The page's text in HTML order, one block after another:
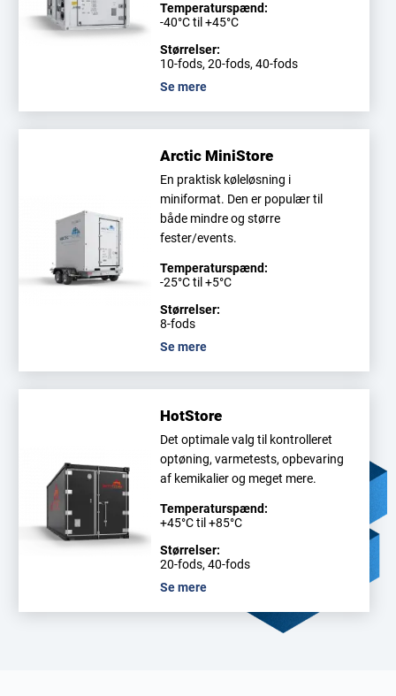
Temperaturspænd:
-40°C til +45°C
Størrelser:
10-fods, 20-fods, 40-fods
Se mere
Arctic MiniStore
En praktisk køleløsning i
miniformat. Den er populær til
både mindre og større
fester/events.
Temperaturspænd:
-25°C til +5°C
Størrelser:
8-fods
Se mere
HotStore
Det optimale valg til kontrolleret
optøning, varmetests, opbevaring
af kemikalier og meget mere.
Temperaturspænd:
+45°C til +85°C
Størrelser:
20-fods, 40-fods
Se mere